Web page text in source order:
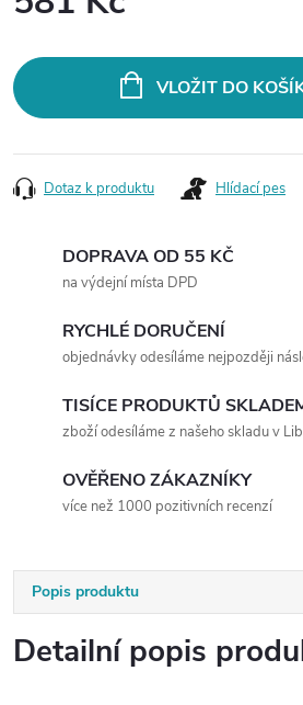
VLOŽIT DO
Dotaz k produktu Hlídací pes
DOPRAVA OD 55 KČ
na výdejní místa DPD
RYCHLÉ DORUČENÍ
objednávky odesíláme nejpozději
TISÍCE PRODUKTŮ
zboží odesíláme z našeho skladu v
OVĚŘENO ZÁKAZNÍKY
více než 1000 pozitivních recenzí
Popis produktu
Detailní popis